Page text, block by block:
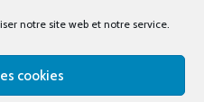
notre site web et notre service.
cookies